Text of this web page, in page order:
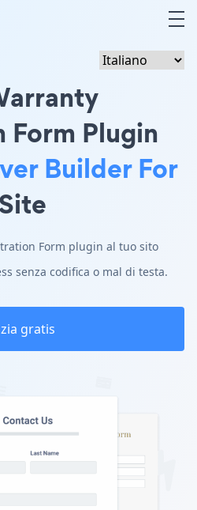
Form Plugin
Builder For
Form plugin al tuo sito
senza codifica o mal di testa.
gratis